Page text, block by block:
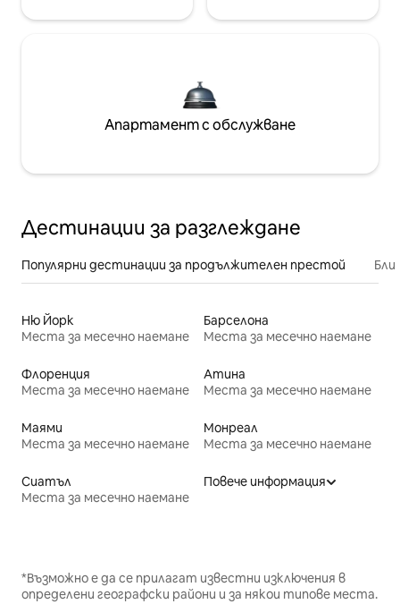
Апартамент с обслужване
Дестинации за разглеждане
Популярни дестинации за продължителен престой
Ню Йорк
Места за месечно наемане
Барселона
Места за месечно наемане
Флоренция
Места за месечно наемане
Атина
Места за месечно наемане
Маями
Места за месечно наемане
Монреал
Места за месечно наемане
Сиатъл
Места за месечно наемане
Повече информация
*Възможно е да се прилагат известни изключения в
определени географски райони и за някои типове места.